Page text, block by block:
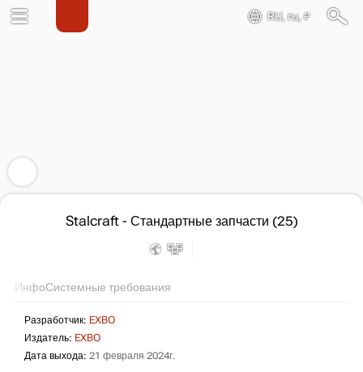
RU, ru, ₽
Stalcraft - Стандартные запчасти (25)
ИнфоСистемные требования
Разработчик: EXBO
Издатель: EXBO
Дата выхода: 21 февраля 2024г.